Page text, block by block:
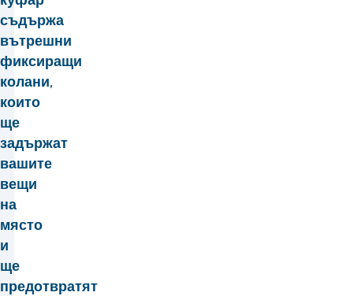
съдържа
вътрешни
фиксиращи
колани,
които
ще
задържат
вашите
вещи
на
място
и
ще
предотвратят